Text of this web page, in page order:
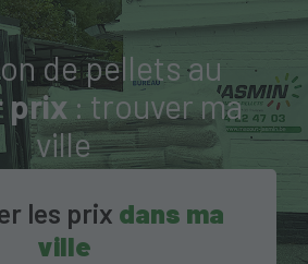
de pellets au
prix : trouver ma
ville
les prix dans ma
ville